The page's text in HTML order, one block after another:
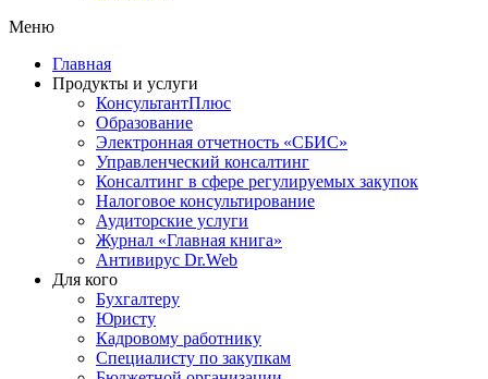
Меню
Главная
Продукты и услуги
КонсультантПлюс
Образование
Электронная отчетность «СБИС»
Управленческий консалтинг
Консалтинг в сфере регулируемых закупок
Налоговое консультирование
Аудиторские услуги
Журнал «Главная книга»
Антивирус Dr.Web
Для кого
Бухгалтеру
Юристу
Кадровому работнику
Специалисту по закупкам